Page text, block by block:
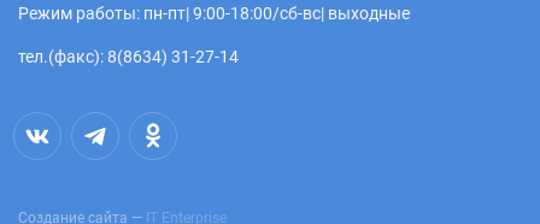
Режим работы: пн-пт| 9:00-18:00/сб-вс| выходные
тел.(факс): 8(8634) 31-27-14
Создание сайта — IT Enterprise